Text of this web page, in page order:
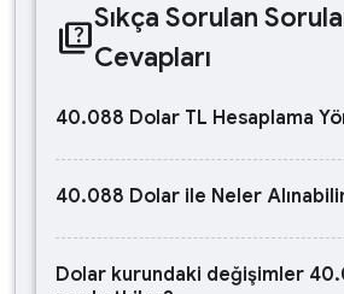
quizSıkça Sorulan
Cevapları
40.088 Dolar TL Hesaplama
40.088 Dolar ile Neler
Dolar kurundaki değişimler